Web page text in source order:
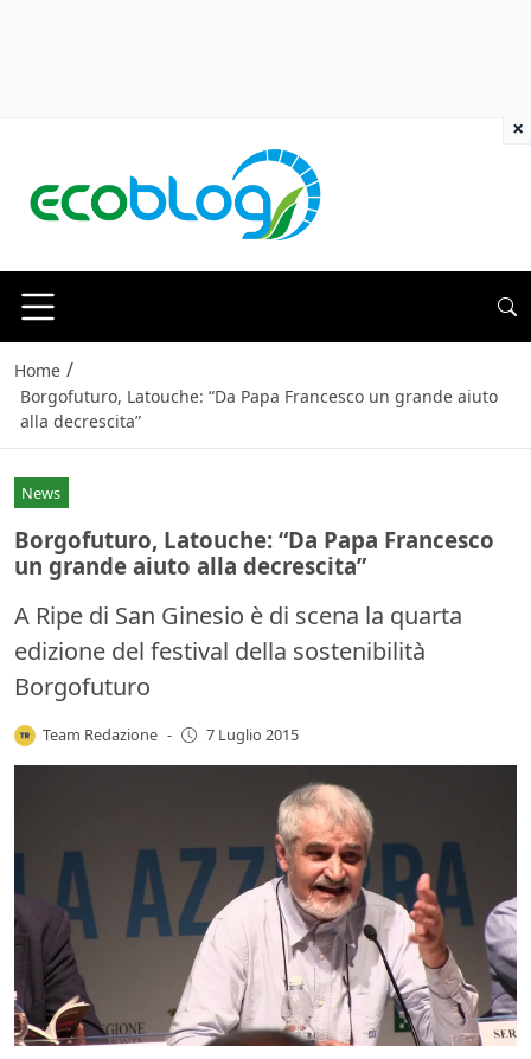
Home /
Borgofuturo, Latouche: “Da Papa Francesco un grande aiuto
alla decrescita”
News
Borgofuturo, Latouche: “Da Papa Francesco
un grande aiuto alla decrescita”
A Ripe di San Ginesio è di scena la quarta
edizione del festival della sostenibilità
Borgofuturo
Team Redazione - 7 Luglio 2015
×